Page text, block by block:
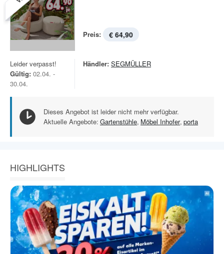
Preis: € 64,90
Leider verpasst!
Gültig: 02.04. -
30.04.
Händler: SEGMÜLLER
Dieses Angebot ist leider nicht mehr verfügbar.
Aktuelle Angebote: Gartenstühle, Möbel Inhofer, porta
HIGHLIGHTS